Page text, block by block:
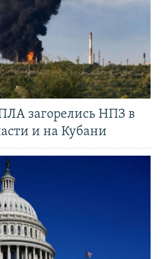
загорелись НПЗ в
и на Кубани